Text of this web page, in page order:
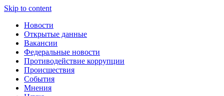
Skip to content
Новости
Открытые данные
Вакансии
Федеральные новости
Противодействие коррупции
Происшествия
События
Мнения